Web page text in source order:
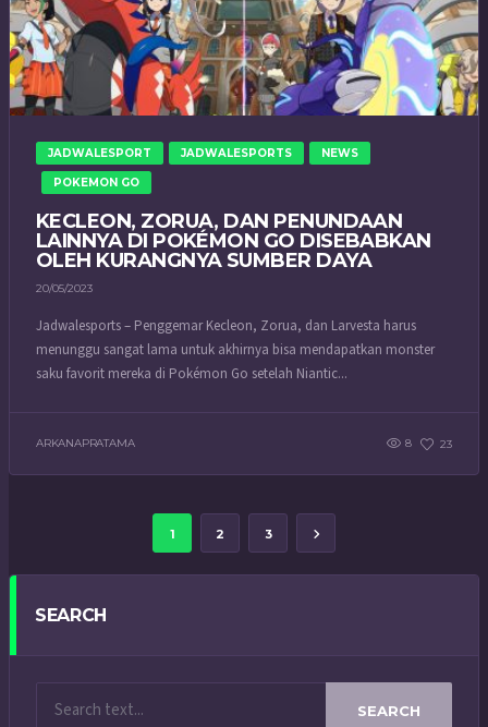
JADWALESPORT JADWALESPORTS NEWS
POKEMON GO
KECLEON, ZORUA, DAN PENUNDAAN
LAINNYA DI POKÉMON GO DISEBABKAN
OLEH KURANGNYA SUMBER DAYA
20/05/2023
Jadwalesports – Penggemar Kecleon, Zorua, dan Larvesta harus
menunggu sangat lama untuk akhirnya bisa mendapatkan monster
saku favorit mereka di Pokémon Go setelah Niantic...
ARKANAPRATAMA 8 23
1 2 3
SEARCH
SEARCH